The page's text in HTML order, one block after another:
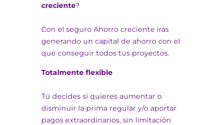
creciente?
Con el seguro Ahorro creciente irás
generando un capital de ahorro con el
que conseguir todos tus proyectos.
Totalmente flexible
Tú decides si quieres aumentar o
disminuir la prima regular y/o aportar
pagos extraordinarios, sin limitación